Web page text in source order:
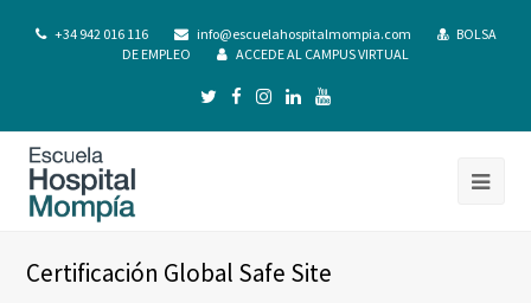
+34 942 016 116 info@escuelahospitalmompia.com
BOLSA
DE EMPLEO
ACCEDE AL CAMPUS VIRTUAL
Certificación Global Safe Site